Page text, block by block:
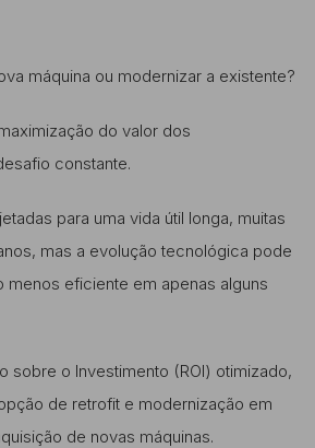
máquina ou modernizar a existente?
do valor dos
constante.
para uma vida útil longa, muitas
mas a evolução tecnológica pode
menos eficiente em apenas alguns
sobre o Investimento (ROI) otimizado,
de retrofit e modernização em
de novas máquinas.